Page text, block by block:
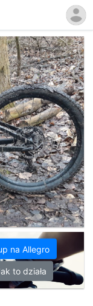
na Allegro
to działa